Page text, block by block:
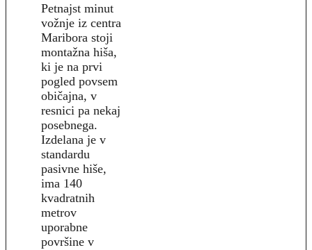
Petnajst minut
vožnje iz centra
Maribora stoji
montažna hiša,
ki je na prvi
pogled povsem
običajna, v
resnici pa nekaj
posebnega.
Izdelana je v
standardu
pasivne hiše,
ima 140
kvadratnih
metrov
uporabne
površine v